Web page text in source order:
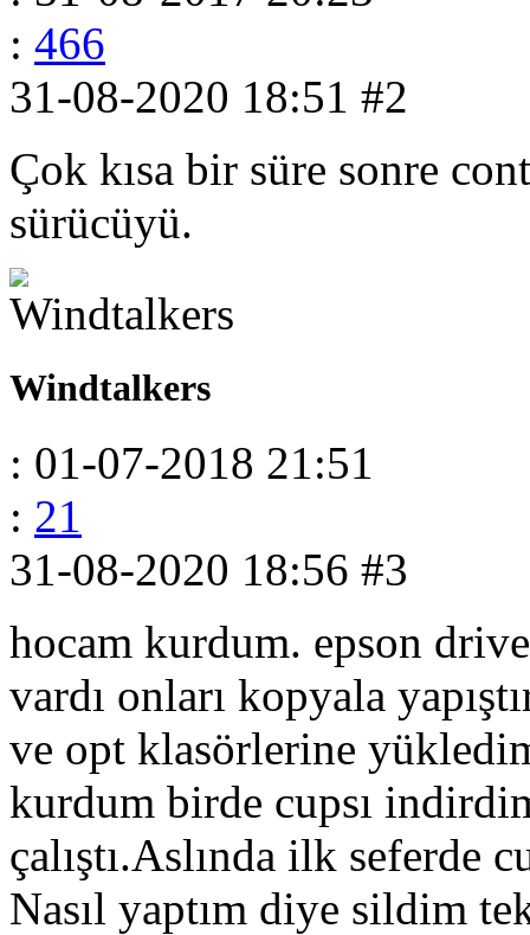
: 466
31-08-2020 18:51 #2
Çok kısa bir süre sonre
sürücüyü.
Windtalkers
: 01-07-2018 21:51
: 21
31-08-2020 18:56 #3
hocam kurdum. epson
vardı onları kopyala
ve opt klasörlerine
kurdum birde cupsı
çalıştı.Aslında ilk seferde
Nasıl yaptım diye sildim